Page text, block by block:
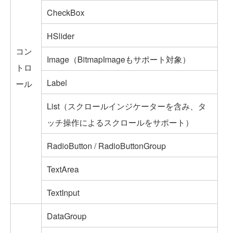
コン
トロ
ール
CheckBox
HSlider
Image（BitmapImageもサポート対象）
Label
List（スクロールインジケーターを含み、タ
ッチ操作によるスクロールをサポート）
RadioButton / RadioButtonGroup
TextArea
TextInput
DataGroup